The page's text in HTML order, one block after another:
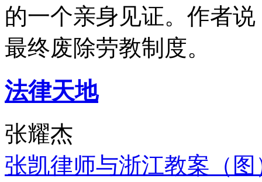
的一个亲身见证。作者
最终废除劳教制度。
法律天地
张耀杰
张凯律师与浙江教案（图